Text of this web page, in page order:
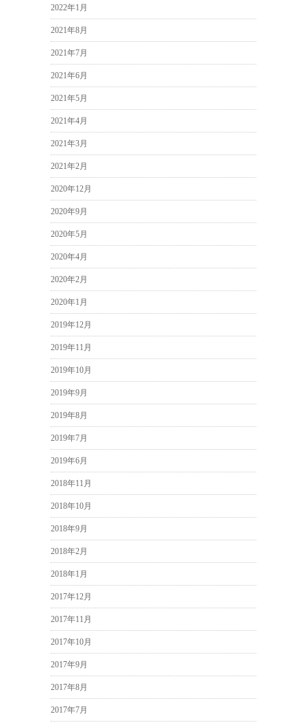
2022年1月
2021年8月
2021年7月
2021年6月
2021年5月
2021年4月
2021年3月
2021年2月
2020年12月
2020年9月
2020年5月
2020年4月
2020年2月
2020年1月
2019年12月
2019年11月
2019年10月
2019年9月
2019年8月
2019年7月
2019年6月
2018年11月
2018年10月
2018年9月
2018年2月
2018年1月
2017年12月
2017年11月
2017年10月
2017年9月
2017年8月
2017年7月